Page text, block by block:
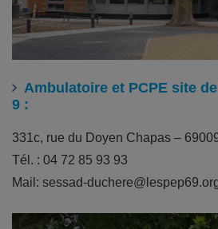
Ambulatoire et PCPE site
9 :
331c, rue du Doyen Chapas –
Tél. : 04 72 85 93 93
Mail: sessad-